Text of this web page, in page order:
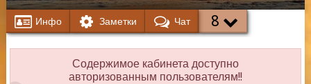
Инфо Заметки Чат 8
Содержимое кабинета доступно
авторизованным пользователям!!